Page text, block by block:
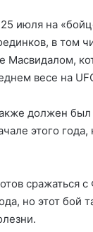
июля на
в том
Масвидалом,
весе на
должен был
этого
сражаться
но этот бой